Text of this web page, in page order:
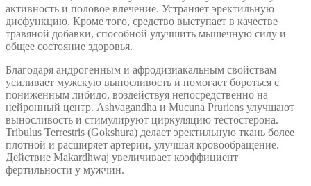
активность и половое влечение. Устраняет эректильную
дисфункцию. Кроме того, средство выступает в качестве
травяной добавки, способной улучшить мышечную силу и
общее состояние здоровья.
Благодаря андрогенным и афродизиакальным свойствам
усиливает мужскую выносливость и помогает бороться с
пониженным либидо, воздействуя непосредственно на
нейронный центр. Ashvagandha и Mucuna Pruriens улучшают
выносливость и стимулируют циркуляцию тестостерона.
Tribulus Terrestris (Gokshura) делает эректильную ткань более
плотной и расширяет артерии, улучшая кровообращение.
Действие Makardhwaj увеличивает коэффициент
фертильности у мужчин.